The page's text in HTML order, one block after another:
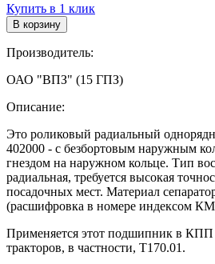
Купить в 1 клик
В корзину
Производитель:
ОАО "ВПЗ" (15 ГПЗ)
Описание:
Это роликовый радиальный
402000 - с безбортовым наружным
гнездом на наружном кольце. Тип
радиальная, требуется высокая
посадочных мест. Материал
(расшифровка в номере индексом
Применяется этот подшипник в КПП
тракторов, в частности, Т170.01.